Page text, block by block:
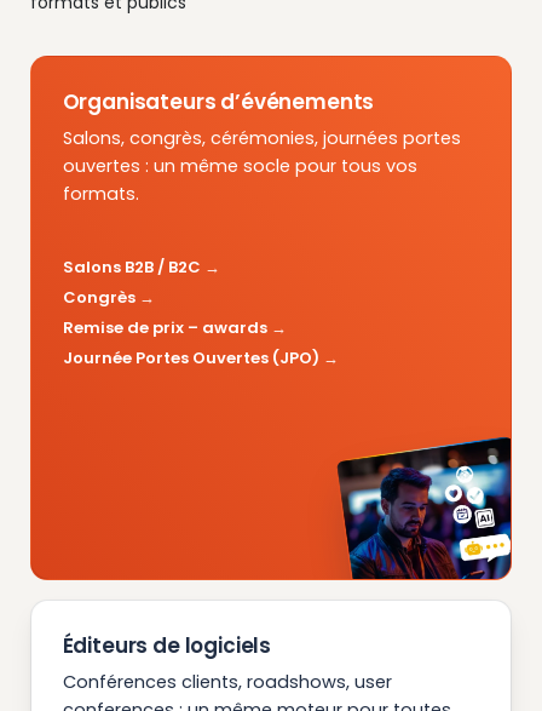
Organisateurs d’événements
Salons, congrès, cérémonies, journées portes
ouvertes : un même socle pour tous vos
formats.
Salons B2B / B2C
Congrès
Remise de prix – awards
Journée Portes Ouvertes (JPO)
Éditeurs de logiciels
Conférences clients, roadshows, user